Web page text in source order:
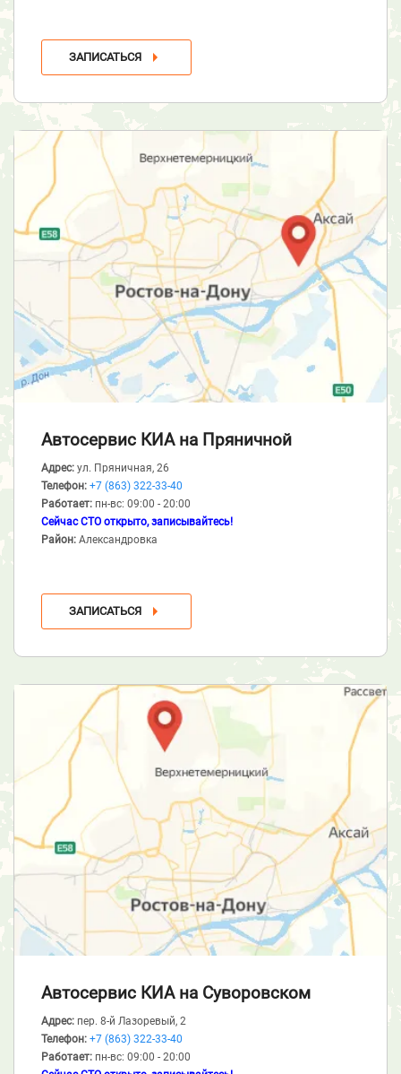
ЗАПИСАТЬСЯ
Автосервис КИА на Пряничной
Адрес: ул. Пряничная, 26
Телефон: +7 (863) 322-33-40
Работает: пн-вс: 09:00 - 20:00
Сейчас СТО открыто, записывайтесь!
Район: Александровка
ЗАПИСАТЬСЯ
Автосервис КИА на Суворовском
Адрес: пер. 8-й Лазоревый, 2
Телефон: +7 (863) 322-33-40
Работает: пн-вс: 09:00 - 20:00